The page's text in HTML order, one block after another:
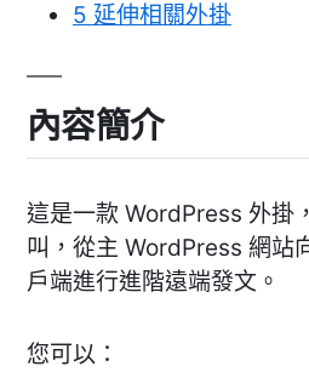
5 延伸相關外掛
內容簡介
這是一款 WordPress 外掛
叫，從主 WordPress 網站
戶端進行進階遠端發文。
您可以：